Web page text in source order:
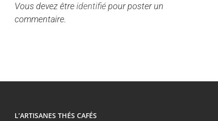
Vous devez êtreidentifiépour poster un
commentaire.
L’ARTISANES THÉS CAFÉS